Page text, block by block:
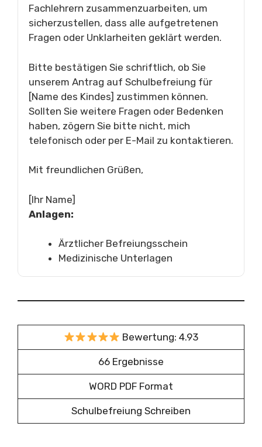
Fachlehrern zusammenzuarbeiten, um
sicherzustellen, dass alle aufgetretenen
Fragen oder Unklarheiten geklärt werden.
Bitte bestätigen Sie schriftlich, ob Sie
unserem Antrag auf Schulbefreiung für
[Name des Kindes] zustimmen können.
Sollten Sie weitere Fragen oder Bedenken
haben, zögern Sie bitte nicht, mich
telefonisch oder per E-Mail zu kontaktieren.
Mit freundlichen Grüßen,
[Ihr Name]
Anlagen:
Ärztlicher Befreiungsschein
Medizinische Unterlagen
Bewertung: 4.93
66 Ergebnisse
WORD PDF Format
Schulbefreiung Schreiben